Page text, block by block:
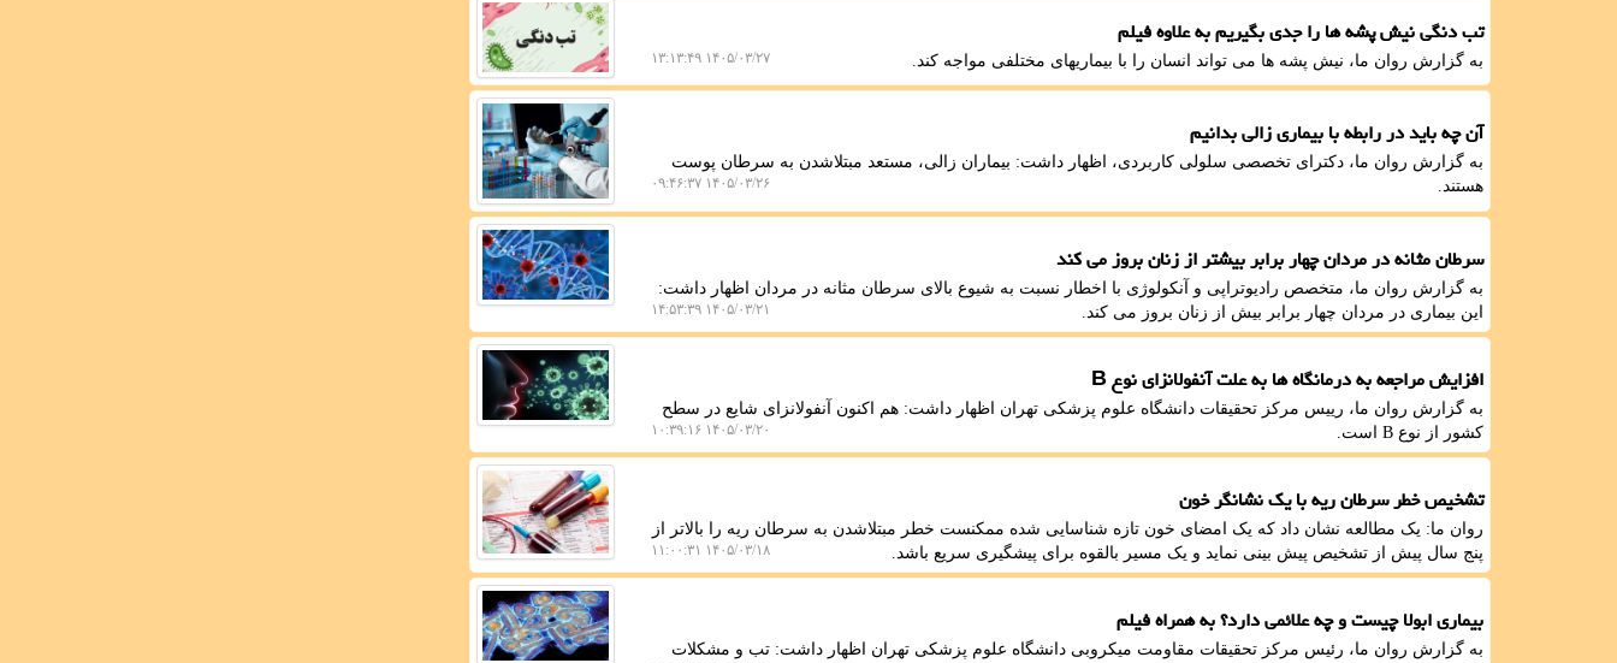
تب دنگی نیش پشه ها را جدی بگیریم به علاوه فیلم
به گزارش روان ما، نیش پشه ها می تواند انسان را با بیماریهای مختلفی مواجه کند. ۱۴۰۵/۰۳/۲۷ ۱۳:۱۳:۴۹
آن چه باید در رابطه با بیماری زالی بدانیم
به گزارش روان ما، دکترای تخصصی سلولی کاربردی، اظهار داشت: بیماران زالی، مستعد مبتلاشدن به سرطان پوست
هستند.
۱۴۰۵/۰۳/۲۶ ۰۹:۴۶:۳۷
سرطان مثانه در مردان چهار برابر بیشتر از زنان بروز می کند
به گزارش روان ما، متخصص رادیوتراپی و آنکولوژی با اخطار نسبت به شیوع بالای سرطان مثانه در مردان اظهار داشت:
این بیماری در مردان چهار برابر بیش از زنان بروز می کند.
۱۴۰۵/۰۳/۲۱ ۱۴:۵۳:۳۹
افزایش مراجعه به درمانگاه ها به علت آنفولانزای نوع B
به گزارش روان ما، رییس مرکز تحقیقات دانشگاه علوم پزشکی تهران اظهار داشت: هم اکنون آنفولانزای شایع در سطح
کشور از نوع B است.
۱۴۰۵/۰۳/۲۰ ۱۰:۳۹:۱۶
تشخیص خطر سرطان ریه با یک نشانگر خون
روان ما: یک مطالعه نشان داد که یک امضای خون تازه شناسایی شده ممکنست خطر مبتلاشدن به سرطان ریه را بالاتر از
پنج سال پیش از تشخیص پیش بینی نماید و یک مسیر بالقوه برای پیشگیری سریع باشد.
۱۴۰۵/۰۳/۱۸ ۱۱:۰۰:۳۱
بیماری ابولا چیست و چه علائمی دارد؟ به همراه فیلم
به گزارش روان ما، رئیس مرکز تحقیقات مقاومت میکروبی دانشگاه علوم پزشکی تهران اظهار داشت: تب و مشکلات